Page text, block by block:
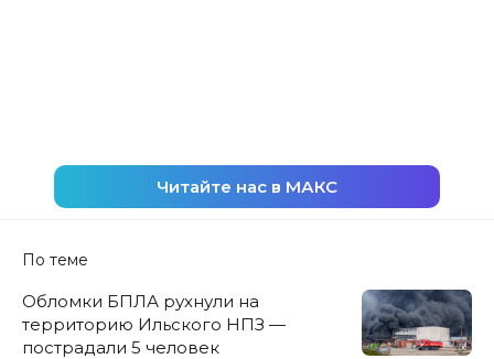
Читайте нас в МАКС
По теме
Обломки БПЛА рухнули на
территорию Ильского НПЗ —
пострадали 5 человек